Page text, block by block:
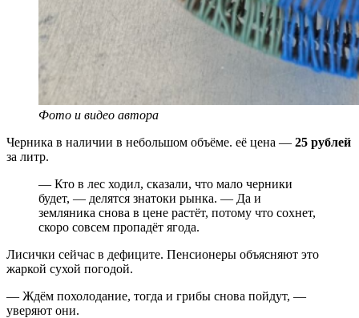
Фото и видео автора
Черника в наличии в небольшом объёме. её цена — 25 рублей
за литр.
— Кто в лес ходил, сказали, что мало черники
будет, — делятся знатоки рынка. — Да и
земляника снова в цене растёт, потому что сохнет,
скоро совсем пропадёт ягода.
Лисички сейчас в дефиците. Пенсионеры объясняют это
жаркой сухой погодой.
— Ждём похолодание, тогда и грибы снова пойдут, —
уверяют они.